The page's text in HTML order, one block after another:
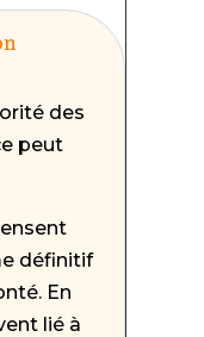
des
peut
définitif
En
lié à